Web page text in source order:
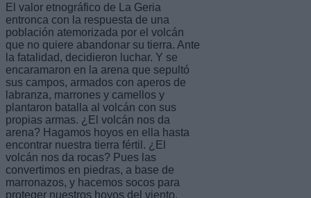
El valor etnográfico de La Geria
entronca con la respuesta de una
población atemorizada por el volcán
que no quiere abandonar su tierra. Ante
la fatalidad, decidieron luchar. Y se
encaramaron en la arena que sepultó
sus campos, armados con aperos de
labranza, marrones y camellos y
plantaron batalla al volcán con sus
propias armas. ¿El volcán nos da
arena? Hagamos hoyos en ella hasta
encontrar nuestra tierra fértil. ¿El
volcán nos da rocas? Pues las
convertimos en piedras, a base de
marronazos, y hacemos socos para
proteger nuestros hoyos del viento.